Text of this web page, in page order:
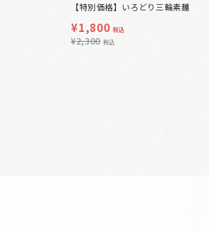
【特別価格】いろどり三輪素麺
¥1,800 税込
¥2,300 税込